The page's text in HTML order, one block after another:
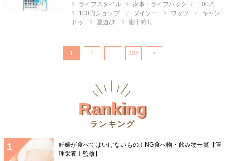
ライフスタイル
家事・ライフハック
100均
100円ショップ
ダイソー ワッツ
キャン
ドゥ
夏遊び 潮干狩り
1 2 … 326 >
Ranking
ランキング
妊婦が食べてはいけないもの！NG食べ物・飲み物一覧【管
理栄養士監修】